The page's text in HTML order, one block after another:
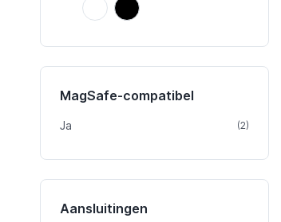
Wit Zwart
MagSafe-compatibel
Ja (2)product
Aansluitingen